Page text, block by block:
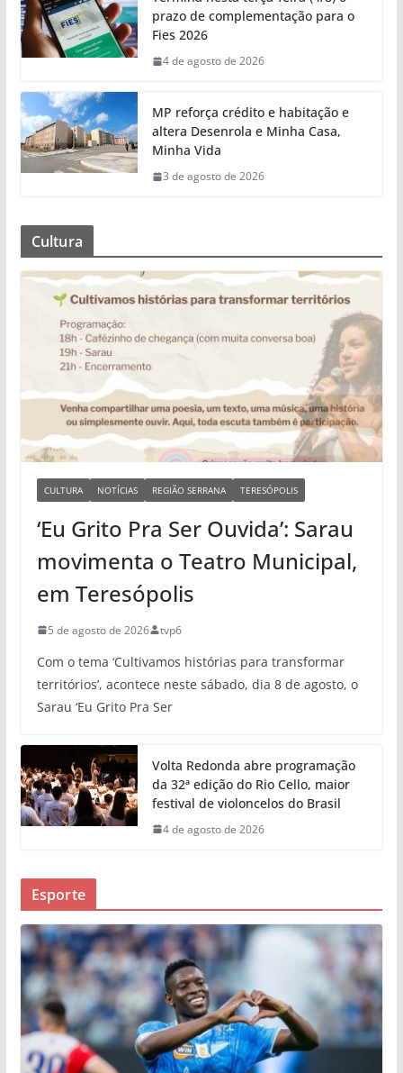
prazo de complementação para o
Fies 2026
4 de agosto de 2026
MP reforça crédito e habitação e
altera Desenrola e Minha Casa,
Minha Vida
3 de agosto de 2026
Cultura
CULTURA NOTÍCIAS REGIÃO SERRANA TERESÓPOLIS
‘Eu Grito Pra Ser Ouvida’: Sarau
movimenta o Teatro Municipal,
em Teresópolis
5 de agosto de 2026 tvp6
Com o tema ‘Cultivamos histórias para transformar
territórios’, acontece neste sábado, dia 8 de agosto, o
Sarau ‘Eu Grito Pra Ser
Volta Redonda abre programação
da 32ª edição do Rio Cello, maior
festival de violoncelos do Brasil
4 de agosto de 2026
Esporte